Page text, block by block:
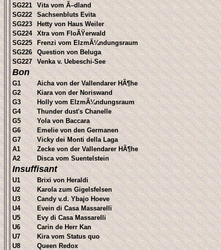
SG221
Vita vom Ã–dland
SG222
Sachsenbluts Evita
SG223
Hetty von Haus Weiler
SG224
Xtra vom FloÃŸerwald
SG225
Frenzi vom ElzmÃ¼ndungsraum
SG226
Question von Beluga
SG227
Venka v. Uebeschi-See
Bon
G1
Aicha von der Vallendarer HÃ¶he
G2
Kiara von der Noriswand
G3
Holly vom ElzmÃ¼ndungsraum
G4
Thunder dust's Chanelle
G5
Yola von Baccara
G6
Emelie von den Germanen
G7
Vicky dei Monti della Laga
A1
Zecke von der Vallendarer HÃ¶he
A2
Disca vom Suentelstein
Insuffisant
U1
Brixi von Heraldi
U2
Karola zum Gigelsfelsen
U3
Candy v.d. Ybajo Hoeve
U4
Evein di Casa Massarelli
U5
Evy di Casa Massarelli
U6
Carin de Herr Kan
U7
Kira vom Status quo
U8
Queen Redox